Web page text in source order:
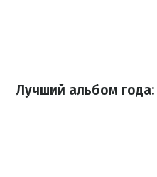
Лучший альбом года: